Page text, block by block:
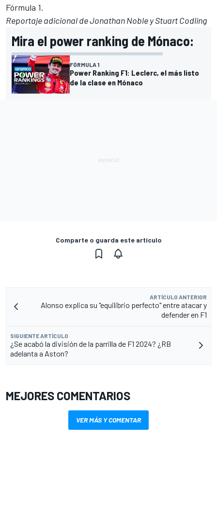
Fórmula 1.
Reportaje adicional de Jonathan Noble y Stuart Codling
Mira el power ranking de Mónaco:
FÓRMULA 1
Power Ranking F1: Leclerc, el más listo
de la clase en Mónaco
Comparte o guarda este artículo
ARTÍCULO ANTERIOR
Alonso explica su "equilibrio perfecto" entre atacar y
defender en F1
SIGUIENTE ARTÍCULO
¿Se acabó la división de la parrilla de F1 2024? ¿RB
adelanta a Aston?
MEJORES COMENTARIOS
VER MÁS Y COMENTAR